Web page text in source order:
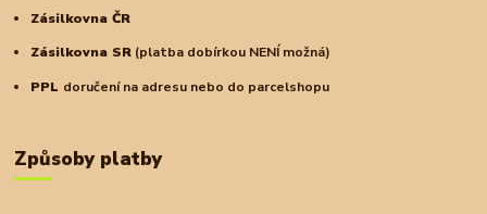
Zásilkovna ČR
Zásilkovna SR (platba dobírkou NENÍ možná)
PPL doručení na adresu nebo do parcelshopu
Způsoby platby